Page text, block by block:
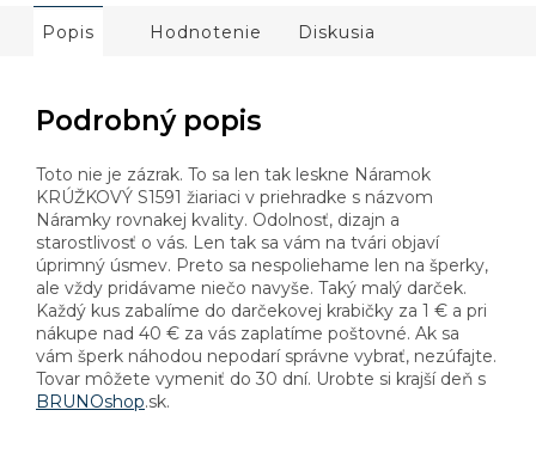
Popis Hodnotenie Diskusia
Podrobný popis
Toto nie je zázrak. To sa len tak leskne Náramok
KRÚŽKOVÝ S1591 žiariaci v priehradke s názvom
Náramky rovnakej kvality. Odolnosť, dizajn a
starostlivosť o vás. Len tak sa vám na tvári objaví
úprimný úsmev. Preto sa nespoliehame len na šperky,
ale vždy pridávame niečo navyše. Taký malý darček.
Každý kus zabalíme do darčekovej krabičky za 1 € a pri
nákupe nad 40 € za vás zaplatíme poštovné. Ak sa
vám šperk náhodou nepodarí správne vybrať, nezúfajte.
Tovar môžete vymeniť do 30 dní. Urobte si krajší deň s
BRUNOshop.sk.